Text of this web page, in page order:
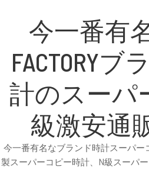
今一番有
FACTORY
計のスーパ
級激安通
今一番有名なブランド時計スーパー
製スーパーコピー時計、N級スーパ